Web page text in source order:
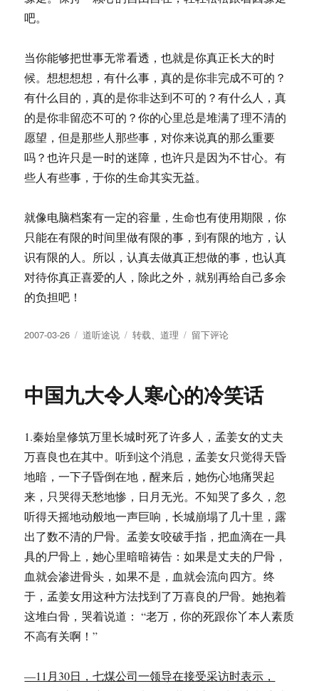
吧。
当你能够把世事无常看透，也就是你真正长大的时
候。想想想想，有什么事，真的是你非完成不可的？
有什么目的，真的是你非达到不可的？有什么人，真
的是你非留恋不可的？你的心里总是堆满了理不清的
愿望，但是那些人那些事，对你来说真的那么重要
吗？也许只是一时的迷障，也许只是因为不甘心。有
些人有些事，于你的生命其实无益。
就像电脑档案有一定的容量，生命也有使用期限，你
只能在有限的时间里做有限的事，到有限的地方，认
识有限的人。所以，认真去做真正想做的事，也认真
对待你真正喜爱的人，除此之外，就别再给自己多余
的负担吧！
发
2007-03-26
分
道听途说
标
转载、道理
于
你
今
心
情
好
么?
留下评论
中国九大令人寒心的冷笑话
1.秦始皇修筑万里长城时死了许多人，孟姜女的丈夫
万喜良也在其中。听到这个消息，孟姜女只觉得天昏
地暗，一下子昏倒在地，醒来后，她伤心地痛哭起
来，只哭得天愁地惨，日月无光。不知哭了多久，忽
听得天摇地动般地一声巨响，长城崩塌了几十里，露
出了数不清的尸骨。孟姜女咬破手指，把血滴在一具
具的尸骨上，她心里暗暗祷告：如果是丈夫的尸骨，
血就会渗进骨头，如果不是，血就会流向四方。终
于，孟姜女用这种方法找到了万喜良的尸骨。她抱着
这堆白骨，哭着说道： “老万，你的死跟你丫本人素质
不高有关啊！”
—11月30日，七煤公司一领导在接受采访时表示，